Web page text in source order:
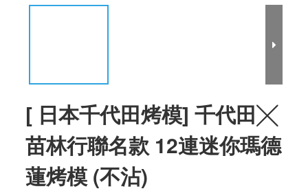
[ 日本千代田烤模] 千代田╳
苗林行聯名款 12連迷你瑪德
蓮烤模 (不沾)